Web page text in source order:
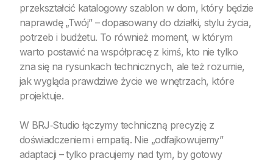
przekształcić katalogowy szablon w dom, który będzie
naprawdę „Twój” – dopasowany do działki, stylu życia,
potrzeb i budżetu. To również moment, w którym
warto postawić na współpracę z kimś, kto nie tylko
zna się na rysunkach technicznych, ale też rozumie,
jak wygląda prawdziwe życie we wnętrzach, które
projektuje.
W BRJ‑Studio łączymy techniczną precyzję z
doświadczeniem i empatią. Nie „odfajkowujemy”
adaptacji – tylko pracujemy nad tym, by gotowy